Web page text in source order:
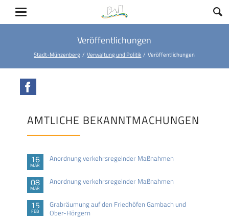
Veröffentlichungen
Stadt-Münzenberg Verwaltung und Politik Veröffentlichungen
AMTLICHE BEKANNTMACHUNGEN
16
MÄR
Anordnung verkehrsregelnder Maßnahmen
08
MÄR
Anordnung verkehrsregelnder Maßnahmen
15
FEB
Grabräumung auf den Friedhöfen Gambach und
Ober-Hörgern